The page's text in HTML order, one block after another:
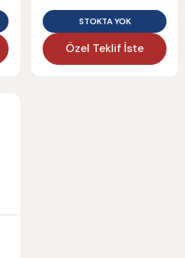
STOKTA YOK
Özel Teklif İste